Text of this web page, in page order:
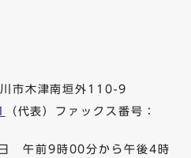
市木津南垣外110-9
（代表）ファックス番号：
午前9時00分から午後4時